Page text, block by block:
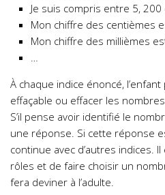
Je suis compris entre 5, 200
Mon chiffre des centièmes
Mon chiffre des millièmes
…
À chaque indice énoncé,
effaçable ou effacer les
S’il pense avoir identifié le
une réponse. Si cette réponse
continue avec d’autres indices.
rôles et de faire choisir un
fera deviner à l’adulte.